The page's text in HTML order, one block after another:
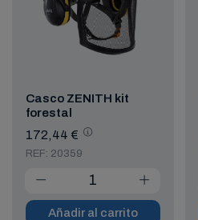
Casco ZENITH kit
forestal
172,44 €
REF: 20359
Añadir al carrito